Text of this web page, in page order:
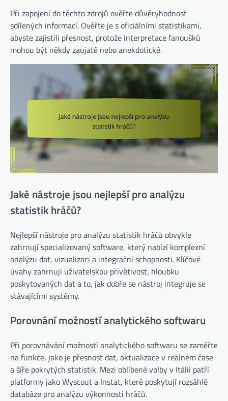
Při zapojení do těchto zdrojů ověřte důvěryhodnost
sdílených informací. Ověřte je s oficiálními statistikami,
abyste zajistili přesnost, protože interpretace fanoušků
mohou být někdy zaujaté nebo anekdotické.
Jaké nástroje jsou nejlepší pro analýzu
statistik hráčů?
Nejlepší nástroje pro analýzu statistik hráčů obvykle
zahrnují specializovaný software, který nabízí komplexní
analýzu dat, vizualizaci a integrační schopnosti. Klíčové
úvahy zahrnují uživatelskou přívětivost, hloubku
poskytovaných dat a to, jak dobře se nástroj integruje se
stávajícími systémy.
Porovnání možností analytického softwaru
Při porovnávání možností analytického softwaru se zaměřte
na funkce, jako je přesnost dat, aktualizace v reálném čase
a šíře pokrytých statistik. Mezi oblíbené volby v Itálii patří
platformy jako Wyscout a Instat, které poskytují rozsáhlé
databáze pro analýzu výkonnosti hráčů.